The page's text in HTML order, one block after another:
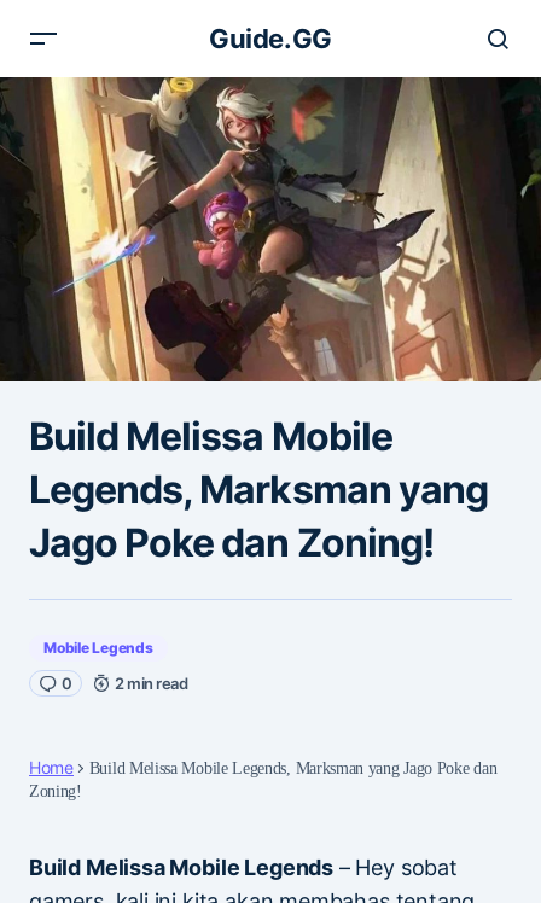
Guide.GG
Build Melissa Mobile
Legends, Marksman yang
Jago Poke dan Zoning!
Mobile Legends
0 2 min read
Home
Build Melissa Mobile Legends, Marksman yang Jago Poke dan
Zoning!
Build Melissa Mobile Legends– Hey sobat